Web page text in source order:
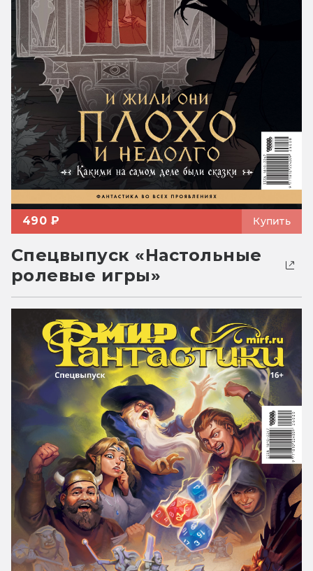
490 ₽ Купить
Спецвыпуск «Настольные
ролевые игры»